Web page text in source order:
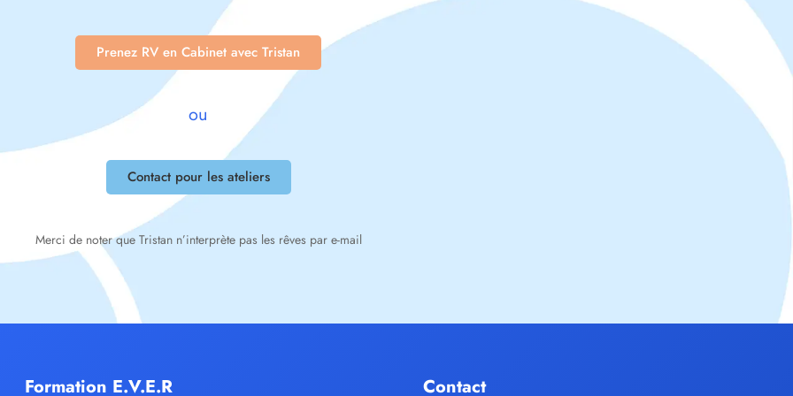
Prenez RV en Cabinet avec Tristan
ou
Contact pour les ateliers
Merci de noter que Tristan n’interprète pas les rêves par e-mail
Formation E.V.E.R Contact